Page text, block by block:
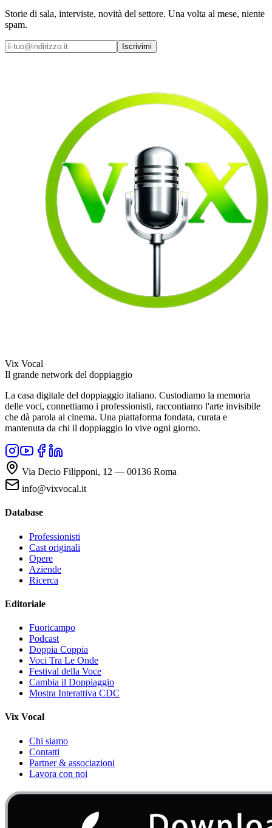
Storie di sala, interviste, novità del settore. Una volta al mese, niente
spam.
Iscrivimi
Vix Vocal
Il grande network del doppiaggio
La casa digitale del doppiaggio italiano. Custodiamo la memoria
delle voci, connettiamo i professionisti, raccontiamo l'arte invisibile
che dà parola al cinema. Una piattaforma fondata, curata e
mantenuta da chi il doppiaggio lo vive ogni giorno.
Via Decio Filipponi, 12 — 00136 Roma
info@vixvocal.it
Database
Professionisti
Cast originali
Opere
Aziende
Ricerca
Editoriale
Fuoricampo
Podcast
Doppia Coppia
Voci Tra Le Onde
Festival della Voce
Cambia il Doppiaggio
Mostra Interattiva CDC
Vix Vocal
Chi siamo
Contatti
Partner & associazioni
Lavora con noi